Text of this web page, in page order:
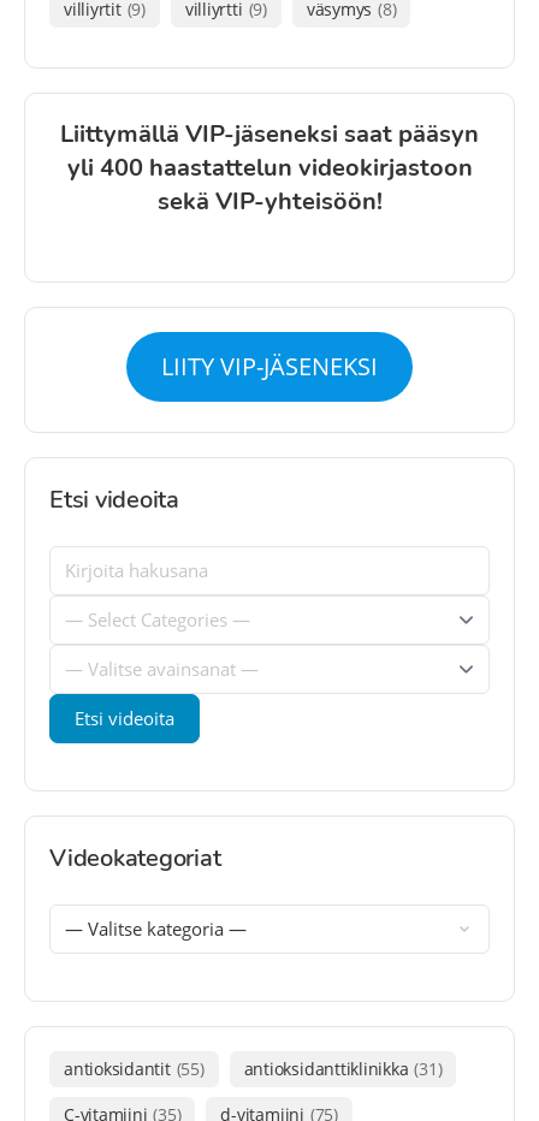
villiyrtit (9) villiyrtti (9) väsymys (8)
Liittymällä VIP-jäseneksi saat pääsyn
yli 400 haastattelun videokirjastoon
sekä VIP-yhteisöön!
LIITY VIP-JÄSENEKSI
Etsi videoita
Videokategoriat
antioksidantit (55) antioksidanttiklinikka (31)
C-vitamiini (35) d-vitamiini (75)